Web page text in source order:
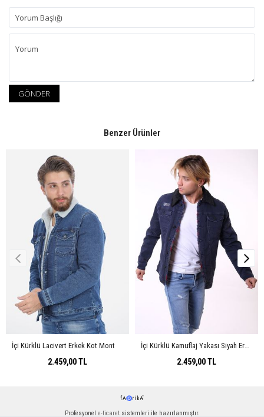
GÖNDER
Benzer Ürünler
İçi Kürklü Lacivert Erkek Kot Mont
2.459,00 TL 2.459,00 TL
Profesyonel e-ticaretsistemleri ile hazırlanmıştır.